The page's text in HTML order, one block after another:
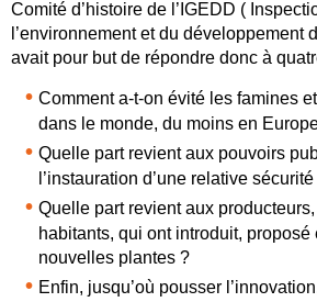
Comité d’histoire de l’IGEDD (
l’environnement et du développement
avait pour but de répondre donc à
Comment a-t-on évité les famines
dans le monde, du moins en
Quelle part revient aux pouvoirs
l’instauration d’une relative
Quelle part revient aux
habitants, qui ont introduit, proposé
nouvelles plantes ?
Enfin, jusqu’où pousser